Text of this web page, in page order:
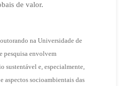
na Universidade de
pesquisa envolvem
sustentável e, especialmente,
aspectos socioambientais das